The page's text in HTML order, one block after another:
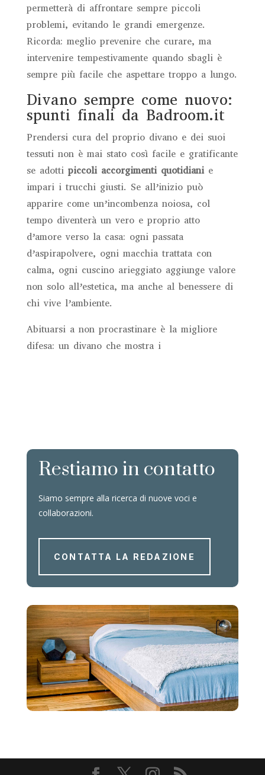
permetterà di affrontare sempre piccoli
problemi, evitando le grandi emergenze.
Ricorda: meglio prevenire che curare, ma
intervenire tempestivamente quando sbagli è
sempre più facile che aspettare troppo a lungo.
Divano sempre come nuovo:
spunti finali da Badroom.it
Prendersi cura del proprio divano e dei suoi
tessuti non è mai stato così facile e gratificante
se adotti piccoli accorgimenti quotidianie
impari i trucchi giusti. Se all’inizio può
apparire come un’incombenza noiosa, col
tempo diventerà un vero e proprio atto
d’amore verso la casa: ogni passata
d’aspirapolvere, ogni macchia trattata con
calma, ogni cuscino arieggiato aggiunge valore
non solo all’estetica, ma anche al benessere di
chi vive l’ambiente.
Abituarsi a non procrastinare è la migliore
difesa: un divano che mostra i
Restiamo in contatto
Siamo sempre alla ricerca di nuove voci e
collaborazioni.
CONTATTA LA REDAZIONE